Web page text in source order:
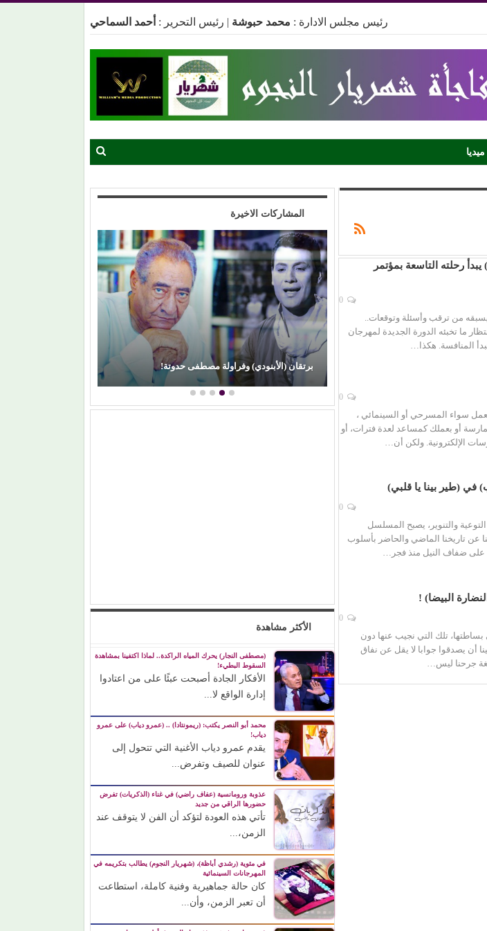
رئيس مجلس الادارة : محمد حبوشة | رئيس التحرير : أحمد السماحي
رحلته التاسعة بمؤتمر
يسبقه من ترقب وأسئلة وتوقعات..
ما تخبئه الدورة الجديدة لمهرجان
المنافسة. هكذا…
سواء المسرحي أو السينمائي ،
أو بعملك كمساعد لعدة فترات، أو
الإلكترونية. ولكن أن…
(طير بينا يا قلبي)
والتنوير، يصبح المسلسل
عن تاريخنا الماضي والحاضر بأسلوب
على ضفاف النيل منذ فجر…
البيضا) !
تلك التي نجيب عنها دون
أن يصدقوا جوابا لا يقل عن نفاق
جرحنا ليس…
المشاركات الاخيرة
راضي) في غناء (الذكريات)
برتقان (الأبنودي) وفراولة مصطفى حدوتة!
الأكثر مشاهدة
(مصطفى النجار) يحرك المياه الراكدة.. لماذا اكتفينا بمشاهدة
السقوط البطيء!
الأفكار الجادة أصبحت عبئًا على من اعتادوا
إدارة الواقع لا...
محمد أبو النصر يكتب: (ريمونتادا) .. (عمرو دياب) على عمرو
دياب!
يقدم عمرو دياب الأغنية التي تتحول إلى
عنوان للصيف وتفرض...
عذوبة ورومانسية (عفاف راضي) في غناء (الذكريات) تفرض
حضورها الراقي من جديد
تأتي هذه العودة لتؤكد أن الفن لا يتوقف عند
الزمن،...
في مئوية (رشدي أباظة)، (شهريار النجوم) يطالب بتكريمه في
المهرجانات السينمائية
كان حالة جماهيرية وفنية كاملة، استطاعت
أن تعبر الزمن، وأن...